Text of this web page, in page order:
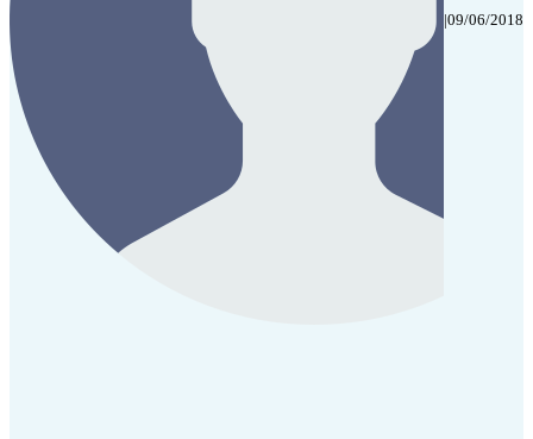
|09/06/2018